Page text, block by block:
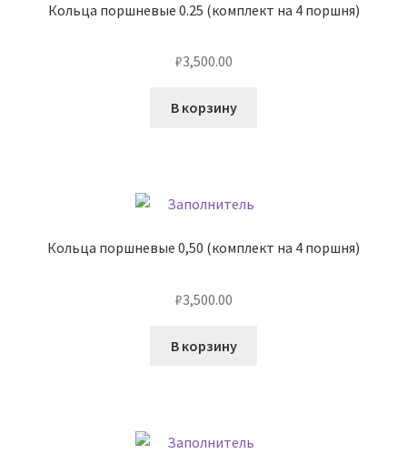
Кольца поршневые 0.25 (комплект на 4 поршня)
₽3,500.00
В корзину
Кольца поршневые 0,50 (комплект на 4 поршня)
₽3,500.00
В корзину